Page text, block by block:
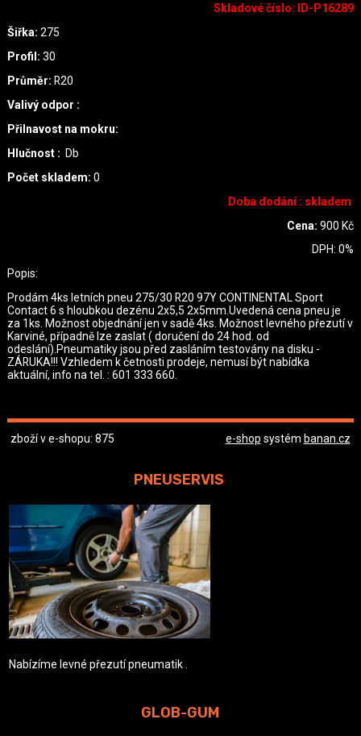
Skladové číslo:
ID-P16289
Šiřka: 275
Profil: 30
Průměr: R20
Valivý odpor :
Přilnavost na mokru:
Hlučnost : Db
Počet skladem: 0
Doba dodání : skladem
Cena: 900 Kč
DPH:0%
Popis:
Prodám 4ks letních pneu 275/30 R20 97Y CONTINENTAL Sport
Contact 6 s hloubkou dezénu 2x5,5 2x5mm.Uvedená cena pneu je
za 1ks. Možnost objednání jen v sadě 4ks. Možnost levného přezutí v
Karviné, případně lze zaslat ( doručení do 24 hod. od
odeslání).Pneumatiky jsou před zasláním testovány na disku -
ZÁRUKA!!! Vzhledem k četnosti prodeje, nemusí být nabídka
aktuální, info na tel. : 601 333 660.
zboží v e-shopu: 875 e-shop systém banan.cz
PNEUSERVIS
Nabízíme levné přezutí pneumatik .
GLOB-GUM